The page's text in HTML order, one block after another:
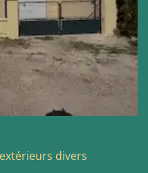
divers